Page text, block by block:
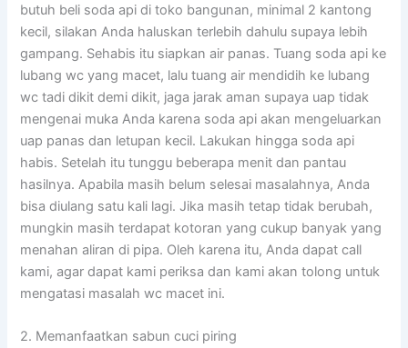
butuh beli soda api di toko bangunan, minimal 2 kantong
kecil, silakan Anda haluskan terlebih dahulu supaya lebih
gampang. Sehabis itu siapkan air panas. Tuang soda api ke
lubang wc yang macet, lalu tuang air mendidih ke lubang
wc tadi dikit demi dikit, jaga jarak aman supaya uap tidak
mengenai muka Anda karena soda api akan mengeluarkan
uap panas dan letupan kecil. Lakukan hingga soda api
habis. Setelah itu tunggu beberapa menit dan pantau
hasilnya. Apabila masih belum selesai masalahnya, Anda
bisa diulang satu kali lagi. Jika masih tetap tidak berubah,
mungkin masih terdapat kotoran yang cukup banyak yang
menahan aliran di pipa. Oleh karena itu, Anda dapat call
kami, agar dapat kami periksa dan kami akan tolong untuk
mengatasi masalah wc macet ini.
2. Memanfaatkan sabun cuci piring